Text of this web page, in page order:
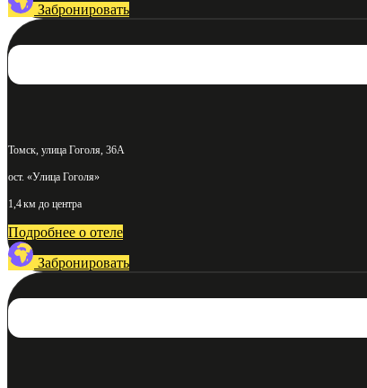
Забронировать
Томск, улица Гоголя, 36А
ост. «Улица Гоголя»
1,4 км до центра
Подробнее о отеле
Забронировать